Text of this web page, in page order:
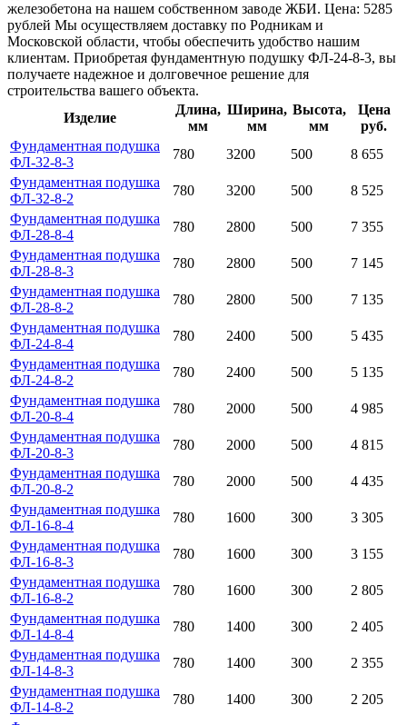
железобетона на нашем собственном заводе ЖБИ. Цена: 5285
рублей Мы осуществляем доставку по Родникам и
Московской области, чтобы обеспечить удобство нашим
клиентам. Приобретая фундаментную подушку ФЛ-24-8-3, вы
получаете надежное и долговечное решение для
строительства вашего объекта.
Изделие
Длина,
мм
Ширина,
мм
Высота,
мм
Цена
руб.
Фундаментная подушка
ФЛ-32-8-3
780 3200 500
8 655
Фундаментная подушка
ФЛ-32-8-2
780 3200 500
8 525
Фундаментная подушка
ФЛ-28-8-4
780 2800 500
7 355
Фундаментная подушка
ФЛ-28-8-3
780 2800 500
7 145
Фундаментная подушка
ФЛ-28-8-2
780 2800 500
7 135
Фундаментная подушка
ФЛ-24-8-4
780 2400 500
5 435
Фундаментная подушка
ФЛ-24-8-2
780 2400 500
5 135
Фундаментная подушка
ФЛ-20-8-4
780 2000 500
4 985
Фундаментная подушка
ФЛ-20-8-3
780 2000 500
4 815
Фундаментная подушка
ФЛ-20-8-2
780 2000 500
4 435
Фундаментная подушка
ФЛ-16-8-4
780 1600 300
3 305
Фундаментная подушка
ФЛ-16-8-3
780 1600 300
3 155
Фундаментная подушка
ФЛ-16-8-2
780 1600 300
2 805
Фундаментная подушка
ФЛ-14-8-4
780 1400 300
2 405
Фундаментная подушка
ФЛ-14-8-3
780 1400 300
2 355
Фундаментная подушка
ФЛ-14-8-2
780 1400 300
2 205